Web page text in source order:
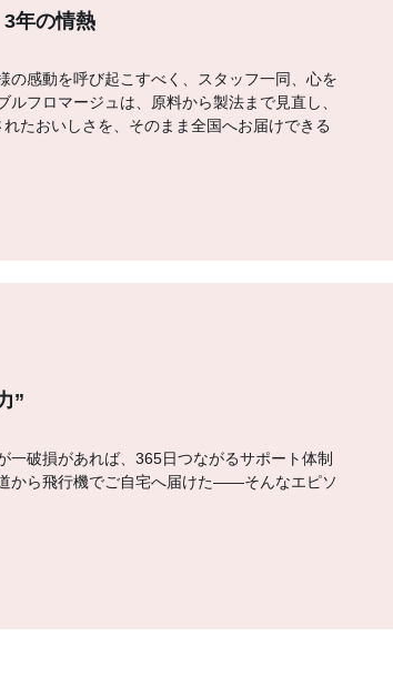
年の情熱
の感動を呼び起こすべく、スタッフ一同、心を
フロマージュは、原料から製法まで見直し、
たおいしさを、そのまま全国へお届けできる
”
一破損があれば、365日つながるサポート体制
から飛行機でご自宅へ届けた――そんなエピソ